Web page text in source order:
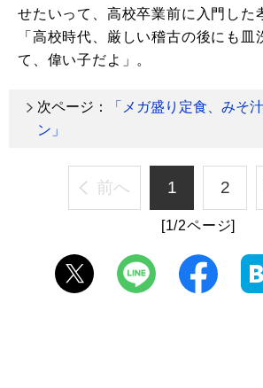
せたいって、高校卒業前に入門した
「高校時代、厳しい稽古の後にも皿
て、偉い子だよ」。
次ページ：
「メガ盛り定食、みそ
ン」
前へ 1 2
[1/2ページ]